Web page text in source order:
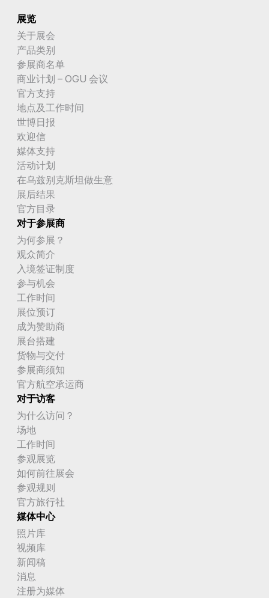
展览
关于展会
产品类别
参展商名单
商业计划 – OGU 会议
官方支持
地点及工作时间
世博日报
欢迎信
媒体支持
活动计划
在乌兹别克斯坦做生意
展后结果
官方目录
对于参展商
为何参展？
观众简介
入境签证制度
参与机会
工作时间
展位预订
成为赞助商
展台搭建
货物与交付
参展商须知
官方航空承运商
对于访客
为什么访问？
场地
工作时间
参观展览
如何前往展会
参观规则
官方旅行社
媒体中心
照片库
视频库
新闻稿
消息
注册为媒体